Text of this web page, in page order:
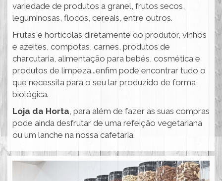
variedade de produtos a granel, frutos secos,
leguminosas, flocos, cereais, entre outros.
Frutas e hortícolas diretamente do produtor, vinhos
e azeites, compotas, carnes, produtos de
charcutaria, alimentação para bebés, cosmética e
produtos de limpeza...enfim pode encontrar tudo o
que necessita para o seu lar produzido de forma
biológica.
Loja da Horta, para além de fazer as suas compras
pode ainda desfrutar de uma refeição vegetariana
ou um lanche na nossa cafetaria.